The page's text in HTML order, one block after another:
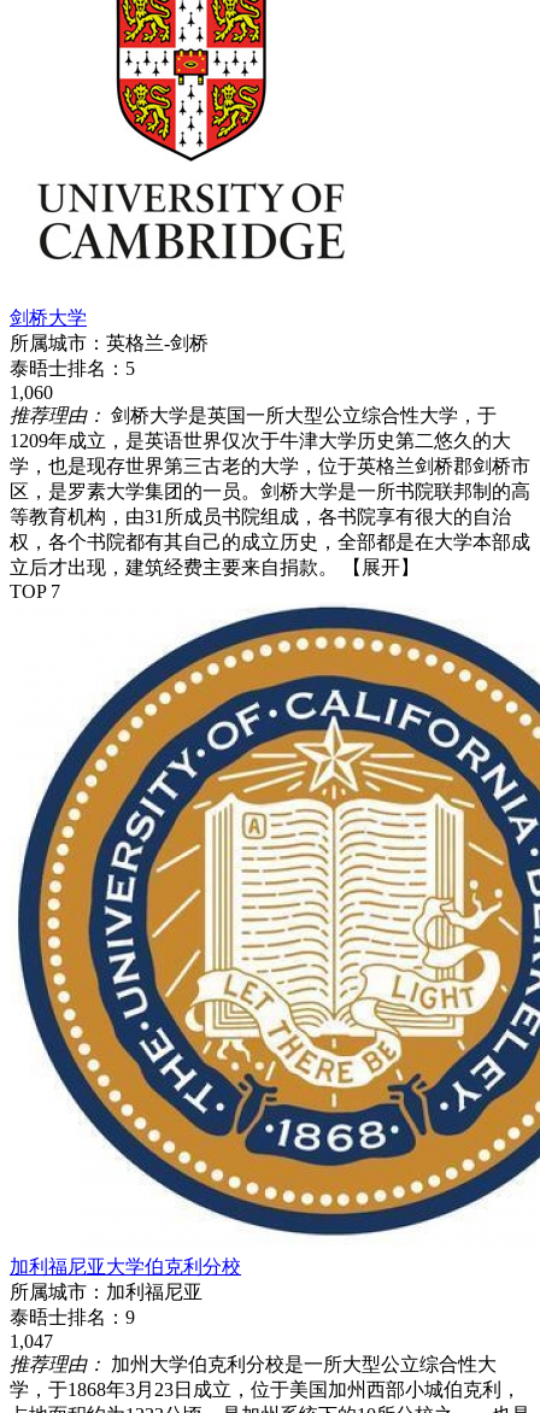
剑桥大学
所属城市： 英格兰-剑桥
泰晤士排名： 5
1,060
推荐理由： 剑桥大学是英国一所大型公立综合性大学，于
1209年成立，是英语世界仅次于牛津大学历史第二悠久的大
学，也是现存世界第三古老的大学，位于英格兰剑桥郡剑桥市
区，是罗素大学集团的一员。剑桥大学是一所书院联邦制的高
等教育机构，由31所成员书院组成，各书院享有很大的自治
权，各个书院都有其自己的成立历史，全部都是在大学本部成
立后才出现，建筑经费主要来自捐款。
【展开】
TOP 7
加利福尼亚大学伯克利分校
所属城市： 加利福尼亚
泰晤士排名： 9
1,047
推荐理由： 加州大学伯克利分校是一所大型公立综合性大
学，于1868年3月23日成立，位于美国加州西部小城伯克利，